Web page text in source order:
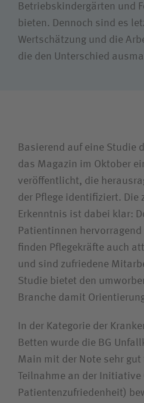
Ich bin
Patientin / Patient
Zuweiserin / Zuweiser
Bewerberin /
Journalistin /
Betriebskindergärten und
bieten. Dennoch sind es
Wertschätzung und die
die den Unterschied
Basierend auf eine Studie
das Magazin im Oktober
veröffentlicht, die
der Pflege identifiziert. Die
Erkenntnis ist dabei klar:
Patientinnen
finden Pflegekräfte auch
und sind zufriedene
Studie bietet den
Branche damit
In der Kategorie der
Betten wurde die BG
Main mit der Note sehr
Teilnahme an der
Patientenzufriedenheit)